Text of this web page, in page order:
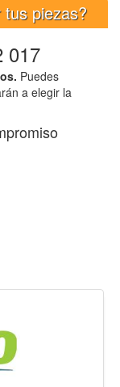
piezas?
017
Puedes
a elegir la